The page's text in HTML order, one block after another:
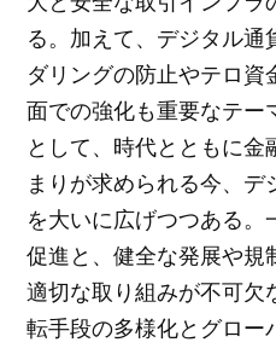
る。加えて、デジタル
ダリングの防止やテロ
面での強化も重要なテー
として、時代とともに
まりが求められる今、
を大いに広げつつある
促進と、健全な発展や規
適切な取り組みが不可欠
転手段の多様化とグロー